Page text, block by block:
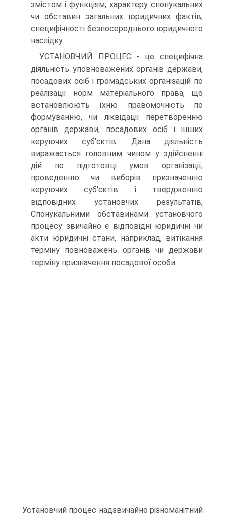
змістом і функціям, характеру спонукальних
чи обставин загальних юридичних фактів,
специфічності безпосереднього юридичного
наслідку.
УСТАНОВЧИЙ ПРОЦЕС - це специфічна
діяльність уповноважених органів держави,
посадових осіб і громадських організацій по
реалізації норм матеріального права, що
встановлюють їхню правомочність по
формуванню, чи ліквідації перетворенню
органів держави, посадових осіб і інших
керуючих суб'єктів. Дана діяльність
виражається головним чином у здійсненні
дій по підготовці умов організації,
проведенню чи виборів призначенню
керуючих суб'єктів і твердженню
відповідних установчих результатів,
Спонукальними обставинами установчого
процесу звичайно є відповідні юридичні чи
акти юридичні стани, наприклад, витікання
терміну повноважень органів чи держави
терміну призначення посадової особи.
Установчий процес надзвичайно різноманітний